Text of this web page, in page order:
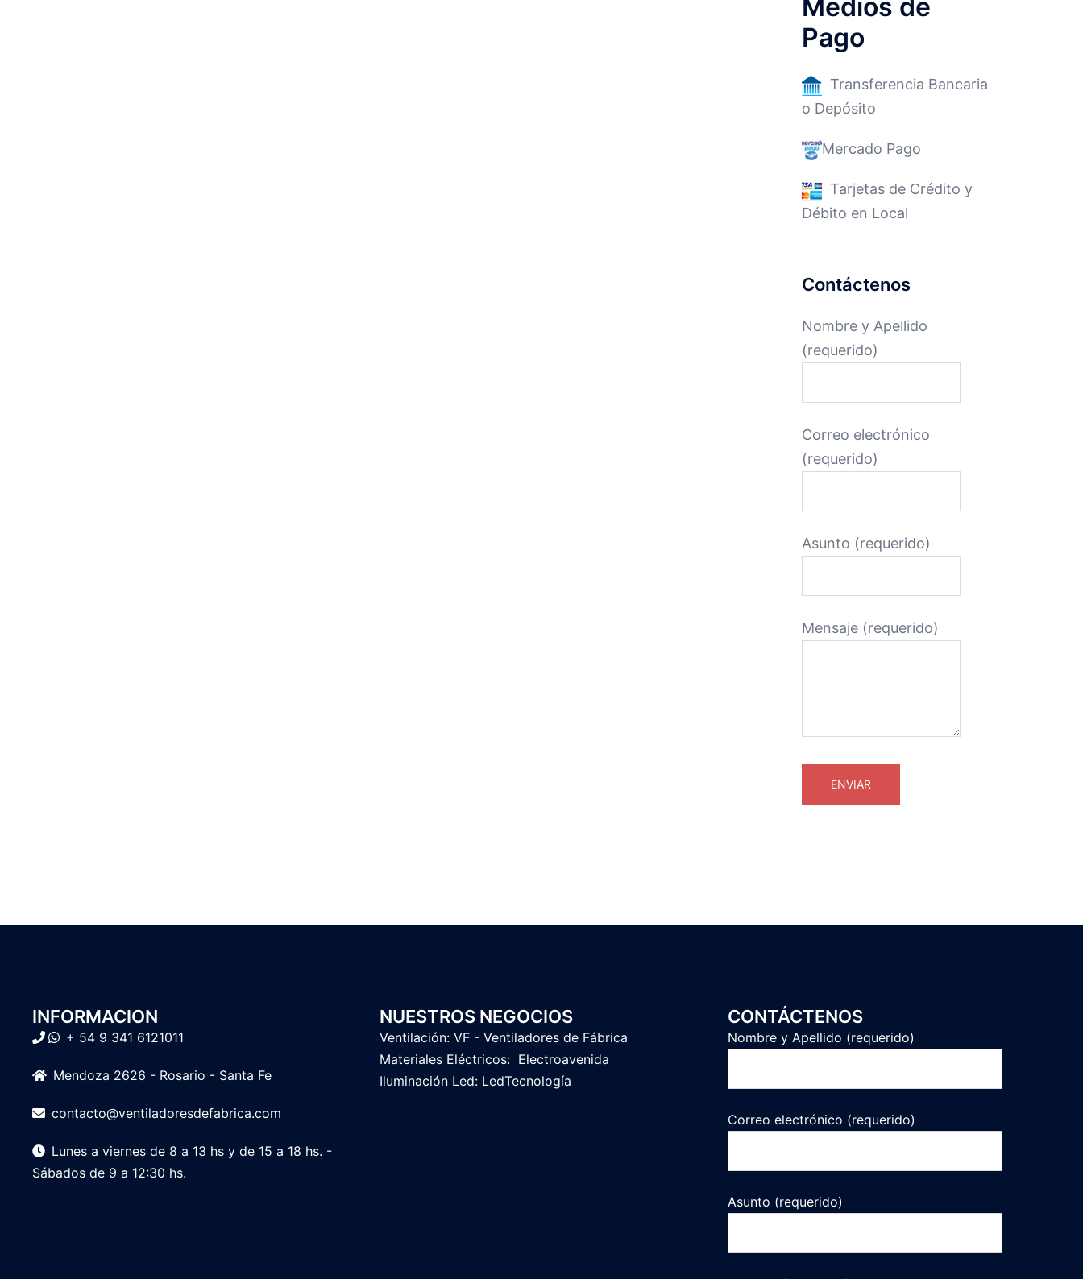
Medios de
Pago
Transferencia Bancaria
o Depósito
Mercado Pago
Tarjetas de Crédito y
Débito en Local
Contáctenos
Nombre y Apellido
(requerido)
Correo electrónico
(requerido)
Asunto (requerido)
Mensaje (requerido)
INFORMACION
+ 54 9 341 6121011
Mendoza 2626 - Rosario - Santa Fe
contacto@ventiladoresdefabrica.com
Lunes a viernes de 8 a 13 hs y de 15 a 18 hs. -
Sábados de 9 a 12:30 hs.
NUESTROS NEGOCIOS
Ventilación:VF - Ventiladores de Fábrica
Materiales Eléctricos: Electroavenida
Iluminación Led: LedTecnología
CONTÁCTENOS
Nombre y Apellido (requerido)
Correo electrónico (requerido)
Asunto (requerido)